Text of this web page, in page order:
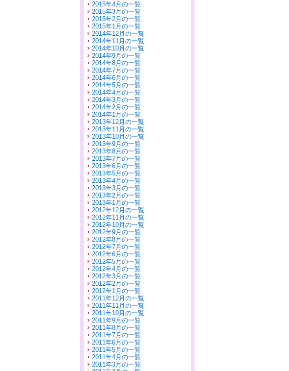
2015年4月の一覧
2015年3月の一覧
2015年2月の一覧
2015年1月の一覧
2014年12月の一覧
2014年11月の一覧
2014年10月の一覧
2014年9月の一覧
2014年8月の一覧
2014年7月の一覧
2014年6月の一覧
2014年5月の一覧
2014年4月の一覧
2014年3月の一覧
2014年2月の一覧
2014年1月の一覧
2013年12月の一覧
2013年11月の一覧
2013年10月の一覧
2013年9月の一覧
2013年8月の一覧
2013年7月の一覧
2013年6月の一覧
2013年5月の一覧
2013年4月の一覧
2013年3月の一覧
2013年2月の一覧
2013年1月の一覧
2012年12月の一覧
2012年11月の一覧
2012年10月の一覧
2012年9月の一覧
2012年8月の一覧
2012年7月の一覧
2012年6月の一覧
2012年5月の一覧
2012年4月の一覧
2012年3月の一覧
2012年2月の一覧
2012年1月の一覧
2011年12月の一覧
2011年11月の一覧
2011年10月の一覧
2011年9月の一覧
2011年8月の一覧
2011年7月の一覧
2011年6月の一覧
2011年5月の一覧
2011年4月の一覧
2011年3月の一覧